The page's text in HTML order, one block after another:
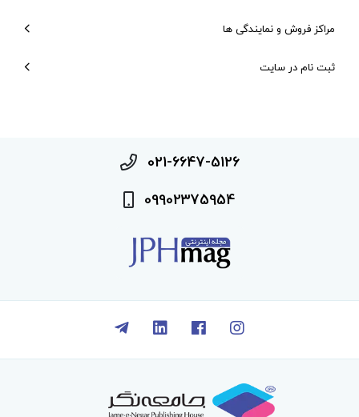
مراکز فروش و نمایندگی ها
ثبت نام در سایت
021-6647-5126
09902375954